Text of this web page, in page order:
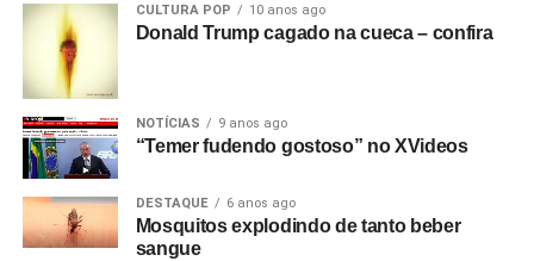
CULTURA POP 10 anos ago
Donald Trump cagado na cueca – confira
NOTÍCIAS 9 anos ago
“Temer fudendo gostoso” no XVideos
DESTAQUE 6 anos ago
Mosquitos explodindo de tanto beber
sangue